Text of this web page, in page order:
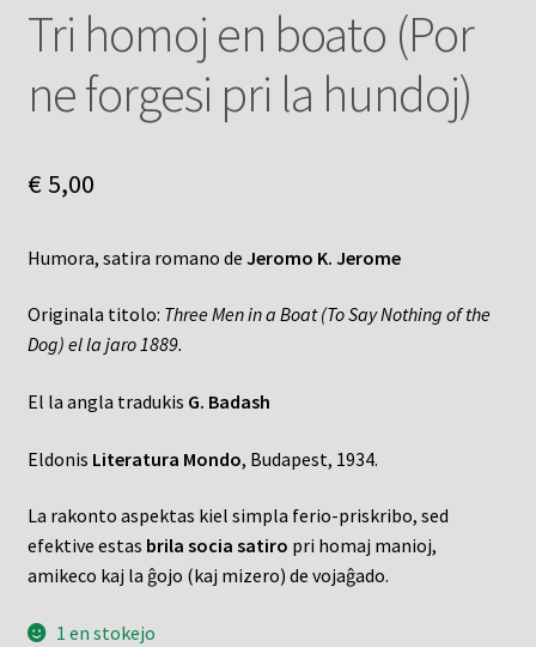
Tri homoj en boato (Por
ne forgesi pri la hundoj)
€5,00
Humora, satira romano de Jeromo K. Jerome
Originala titolo: Three Men in a Boat (To Say Nothing of the
Dog) el la jaro 1889.
El la angla tradukis G. Badash
Eldonis Literatura Mondo, Budapest, 1934.
La rakonto aspektas kiel simpla ferio-priskribo, sed
efektive estas brila socia satiro pri homaj manioj,
amikeco kaj la ĝojo (kaj mizero) de vojaĝado.
1 en stokejo